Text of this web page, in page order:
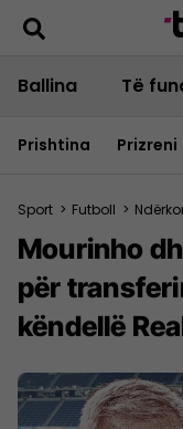
Ballina Të
Prishtina Prizreni
Sport > Futboll >
Mourinho
për
këndellë